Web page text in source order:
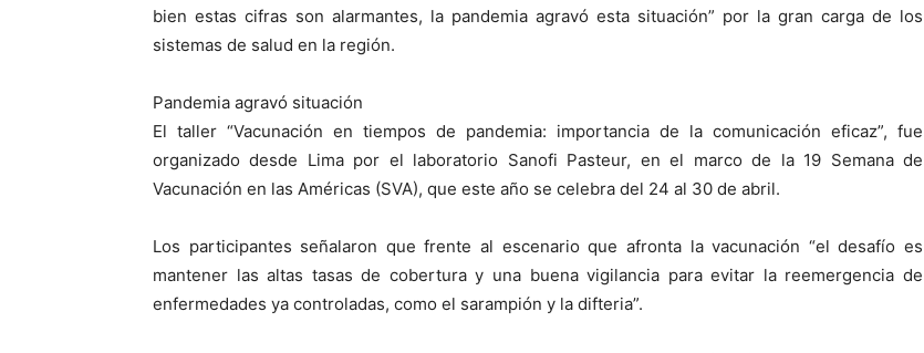
bien estas cifras son alarmantes, la pandemia agravó esta situación” por la gran carga de los
sistemas de salud en la región.
Pandemia agravó situación
El taller “Vacunación en tiempos de pandemia: importancia de la comunicación eficaz”, fue
organizado desde Lima por el laboratorio Sanofi Pasteur, en el marco de la 19 Semana de
Vacunación en las Américas (SVA), que este año se celebra del 24 al 30 de abril.
Los participantes señalaron que frente al escenario que afronta la vacunación “el desafío es
mantener las altas tasas de cobertura y una buena vigilancia para evitar la reemergencia de
enfermedades ya controladas, como el sarampión y la difteria”.